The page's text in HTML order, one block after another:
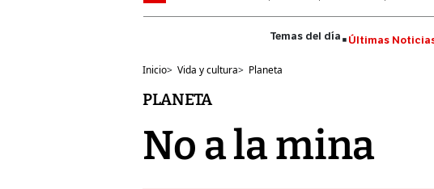
Últimas
Inicio> Vida y cultura> Planeta
PLANETA
No a la mina